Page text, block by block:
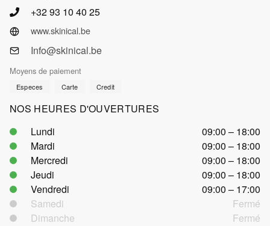
+32 93 10 40 25
www.skinical.be
Info@skinical.be
Moyens de paiement
Especes Carte Credit
NOS HEURES D'OUVERTURES
Lundi
09:00 – 18:00
Mardi
09:00 – 18:00
Mercredi
09:00 – 18:00
Jeudi
09:00 – 18:00
Vendredi
09:00 – 17:00
Samedi
Fermé
Dimanche
Fermé